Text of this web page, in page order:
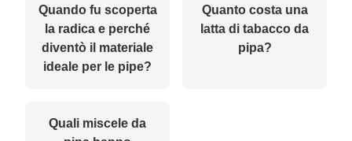
Quando fu scoperta
la radica e perché
diventò il materiale
ideale per le pipe?
Quanto costa una
latta di tabacco da
pipa?
Quali miscele da